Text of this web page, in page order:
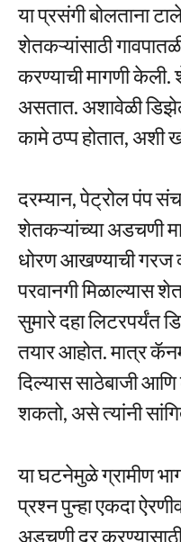
या प्रसंगी बोलताना
शेतकऱ्यांसाठी
करण्याची मागणी केली.
असतात. अशावेळी
कामे ठप्प होतात, अशी
दरम्यान, पेट्रोल पंप
शेतकऱ्यांच्या अडचणी
धोरण आखण्याची गरज
परवानगी मिळाल्यास
सुमारे दहा
तयार आहोत. मात्र
दिल्यास साठेबाजी आणि
शकतो, असे त्यांनी
या घटनेमुळे ग्रामीण
प्रश्न पुन्हा एकदा
अडचणी दूर